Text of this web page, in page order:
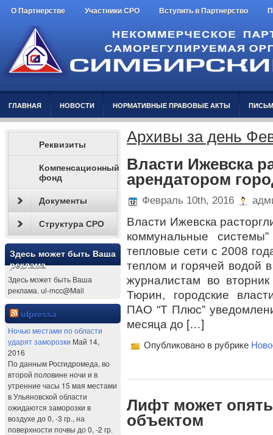
О Партнерстве Участники СРО Вступить в Партнерство
ГЛАВНАЯ НОВОСТИ НОРМАТИВНЫЕ ПРАВОВЫЕ АКТЫ
Реквизиты
Компенсационный
фонд
Документы
Структура СРО
Здесь может быть Ваша
реклама
Здесь может быть Ваша
реклама. ul-mcc@Mail
ulpressa
Ночью местами по области
ударят заморозки Май 14,
2016
По данным Росгидромеда, во
второй половине ночи и в
утренние часы 15 мая местами
в Ульяновской области
ожидаются заморозки в
воздухе до 0, -3 гр., на
поверхности почвы до 0, -2 гр.
Архивы за день
Власти Ижевска
арендатором
Февраль 10th, 2016
Власти Ижевска
коммунальные
тепловые сети с 2008
теплом и горячей водой
журналистам во
Тюрин, городские
ПАО “Т Плюс”
месяца до […]
Опубликовано в рубрике
Лифт может
объектом